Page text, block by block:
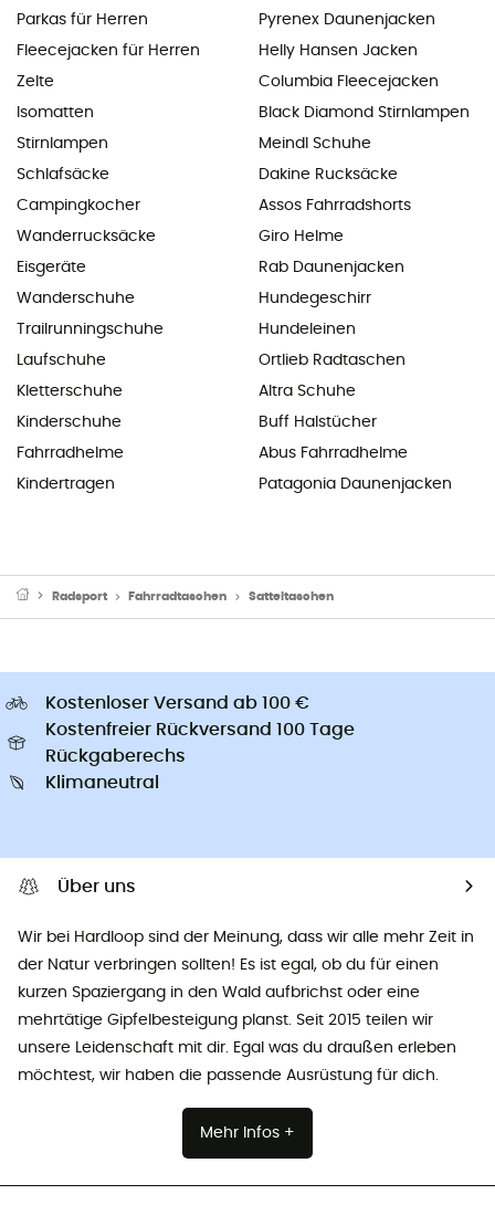
Parkas für Herren
Fleecejacken für Herren
Zelte
Isomatten
Stirnlampen
Schlafsäcke
Campingkocher
Wanderrucksäcke
Eisgeräte
Wanderschuhe
Trailrunningschuhe
Laufschuhe
Kletterschuhe
Kinderschuhe
Fahrradhelme
Kindertragen
Pyrenex Daunenjacken
Helly Hansen Jacken
Columbia Fleecejacken
Black Diamond Stirnlampen
Meindl Schuhe
Dakine Rucksäcke
Assos Fahrradshorts
Giro Helme
Rab Daunenjacken
Hundegeschirr
Hundeleinen
Ortlieb Radtaschen
Altra Schuhe
Buff Halstücher
Abus Fahrradhelme
Patagonia Daunenjacken
Radsport Fahrradtaschen Satteltaschen
Kostenloser Versand ab 100 €
Kostenfreier Rückversand 100 Tage
Rückgaberechs
Klimaneutral
Über uns
Wir bei Hardloop sind der Meinung, dass wir alle mehr Zeit in
der Natur verbringen sollten! Es ist egal, ob du für einen
kurzen Spaziergang in den Wald aufbrichst oder eine
mehrtätige Gipfelbesteigung planst. Seit 2015 teilen wir
unsere Leidenschaft mit dir. Egal was du draußen erleben
möchtest, wir haben die passende Ausrüstung für dich.
Mehr Infos +